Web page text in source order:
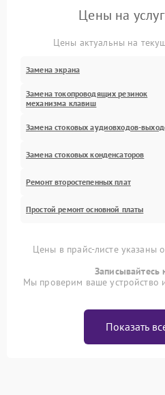
Цены на
Цены актуальны на
Замена экрана
Замена токопроводящих резинок
механизма клавиш
Замена стоковых аудиовходов-
Замена стоковых конденсаторов
Ремонт второстепенных плат
Простой ремонт основной платы
Цены в прайс-листе указаны
Записывайтесь
Мы проверим ваше устройство
Показать